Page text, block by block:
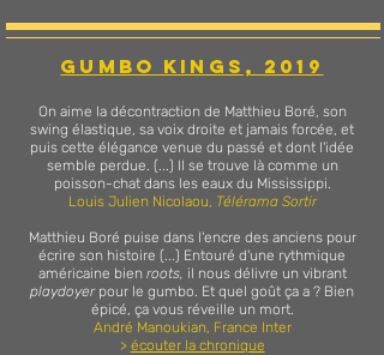
GUMBO KINGS, 2019
On aime la décontraction de Matthieu Boré, son
swing élastique, sa voix droite et jamais forcée, et
puis cette élégance venue du passé et dont l'idée
semble perdue. (...) Il se trouve là comme un
poisson-chat dans les eaux du Mississippi.
Louis Julien Nicolaou, Télérama Sortir
Matthieu Boré puise dans l'encre des anciens pour
écrire son histoire (...) Entouré d'une rythmique
américaine bien roots, il nous délivre un vibrant
playdoyer pour le gumbo. Et quel goût ça a ? Bien
épicé, ça vous réveille un mort.
André Manoukian, France Inter
> écouter la chronique